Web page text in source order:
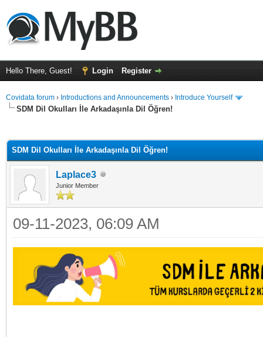
Hello There, Guest! Login Register
Covidata forum › Introductions and Announcements › Introduce Yourself
SDM Dil Okulları İle Arkadaşınla Dil Öğren!
SDM Dil Okulları İle Arkadaşınla Dil Öğren!
Laplace3
Junior Member
09-11-2023, 06:09 AM